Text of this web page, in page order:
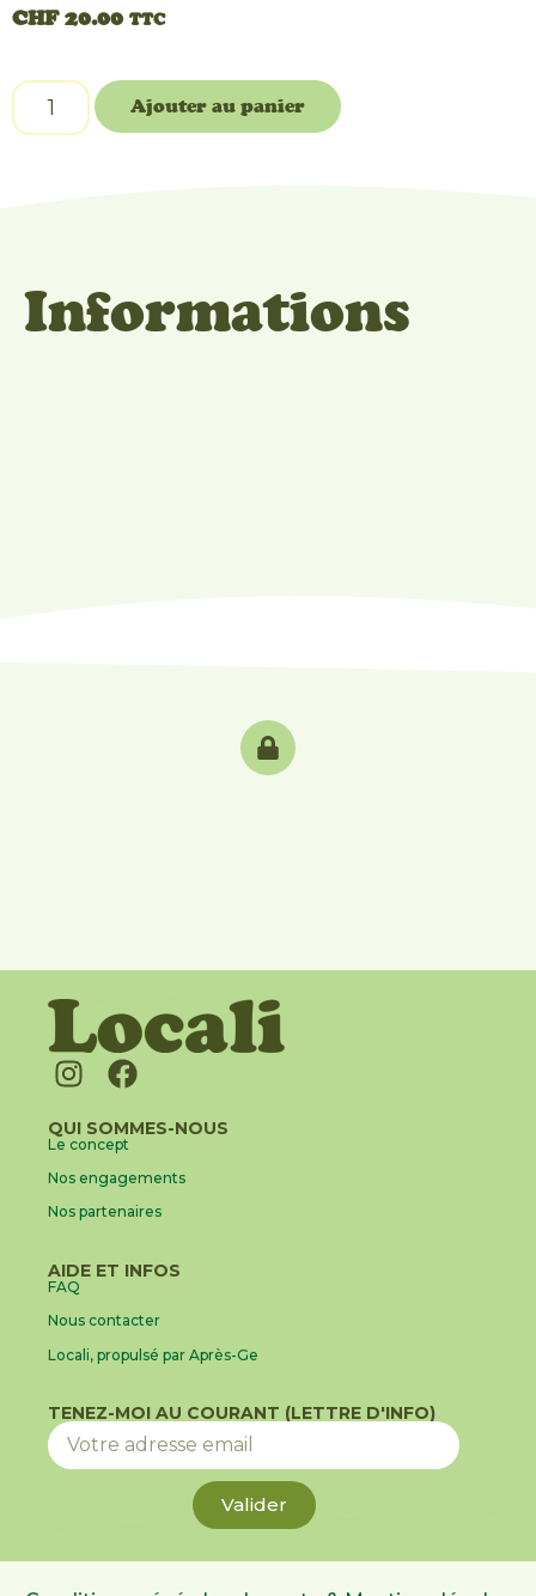
CHF20.00 TTC
Ajouter au panier
Informations
QUI SOMMES-NOUS
Le concept
Nos engagements
Nos partenaires
AIDE ET INFOS
FAQ
Nous contacter
Locali, propulsé par Après-Ge
TENEZ-MOI AU COURANT (LETTRE D'INFO)
Valider